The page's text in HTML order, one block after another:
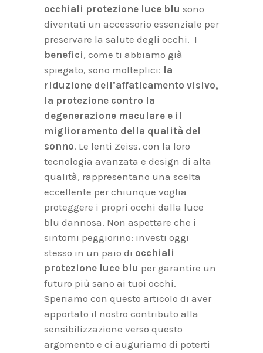
occhiali protezione luce blu sono
diventati un accessorio essenziale per
preservare la salute degli occhi. I
benefici, come ti abbiamo già
spiegato, sono molteplici: la
riduzione dell’affaticamento visivo,
la protezione contro la
degenerazione maculare e il
miglioramento della qualità del
sonno. Le lenti Zeiss, con la loro
tecnologia avanzata e design di alta
qualità, rappresentano una scelta
eccellente per chiunque voglia
proteggere i propri occhi dalla luce
blu dannosa. Non aspettare che i
sintomi peggiorino: investi oggi
stesso in un paio di occhiali
protezione luce blu per garantire un
futuro più sano ai tuoi occhi.
Speriamo con questo articolo di aver
apportato il nostro contributo alla
sensibilizzazione verso questo
argomento e ci auguriamo di poterti